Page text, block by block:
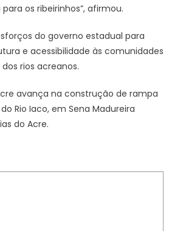
os ribeirinhos”, afirmou.
do governo estadual para
e acessibilidade às comunidades
rios acreanos.
avança na construção de rampa
Rio Iaco, em Sena Madureira
do Acre.